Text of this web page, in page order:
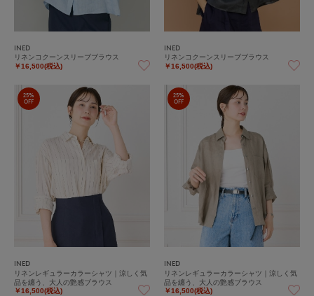
INED
リネンコクーンスリーブブラウス
￥16,500(税込)
INED
リネンコクーンスリーブブラウス
￥16,500(税込)
25%
OFF
INED
リネンレギュラーカラーシャツ｜涼しく気
品を纏う、大人の艶感ブラウス
￥16,500(税込)
25%
OFF
INED
リネンレギュラーカラーシャツ｜涼しく気
品を纏う、大人の艶感ブラウス
￥16,500(税込)